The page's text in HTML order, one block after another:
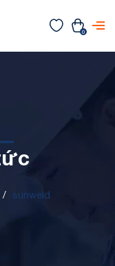
0
/ sunweld